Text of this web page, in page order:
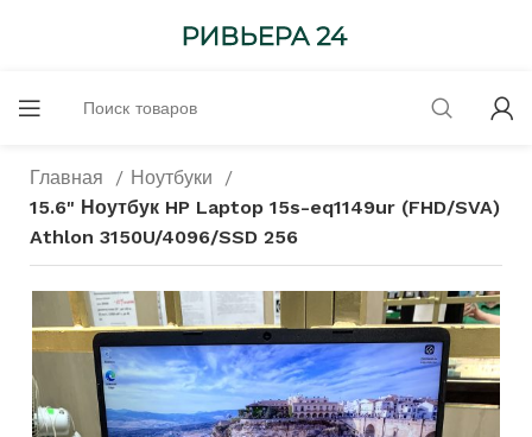
Главная
Ноутбуки
15.6" Ноутбук HP Laptop 15s-eq1149ur (FHD/SVA)
Athlon 3150U/4096/SSD 256